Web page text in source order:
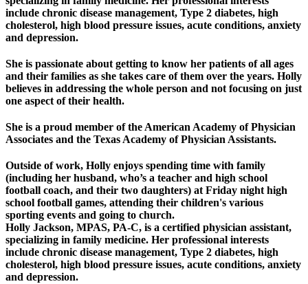
include chronic disease management, Type 2 diabetes, high
cholesterol, high blood pressure issues, acute conditions, anxiety
and depression.
She is passionate about getting to know her patients of all ages
and their families as she takes care of them over the years. Holly
believes in addressing the whole person and not focusing on just
one aspect of their health.
She is a proud member of the American Academy of Physician
Associates and the Texas Academy of Physician Assistants.
Outside of work, Holly enjoys spending time with family
(including her husband, who’s a teacher and high school
football coach, and their two daughters) at Friday night high
school football games, attending their children's various
sporting events and going to church.
Holly Jackson, MPAS, PA-C, is a certified physician assistant,
specializing in family medicine. Her professional interests
include chronic disease management, Type 2 diabetes, high
cholesterol, high blood pressure issues, acute conditions, anxiety
and depression.